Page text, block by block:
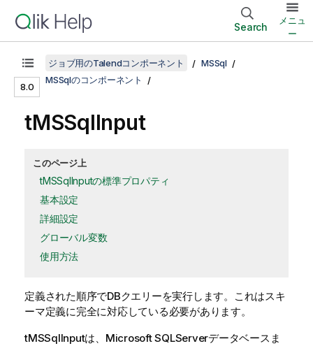
Search
メニュ
ー
8.0
ジョブ用のTalendコンポーネント
MSSql
MSSqlのコンポーネント
tMSSqlInput
このページ上
tMSSqlInputの標準プロパティ
基本設定
詳細設定
グローバル変数
使用方法
定義された順序でDBクエリーを実行します。これはスキ
ーマ定義に完全に対応している必要があります。
tMSSqlInputは、Microsoft SQLServerデータベースま